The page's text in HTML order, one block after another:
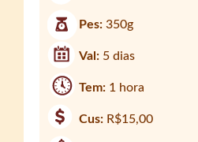
Pes:350g
Val: 5 dias
Tem: 1 hora
Cus: R$15,00